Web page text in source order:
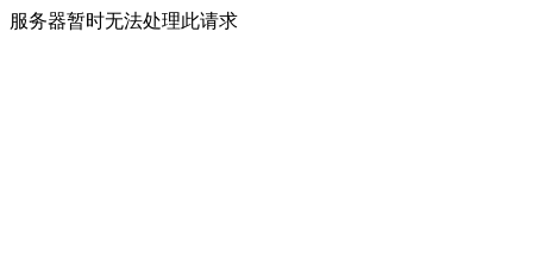
服务器暂时无法处理此请求